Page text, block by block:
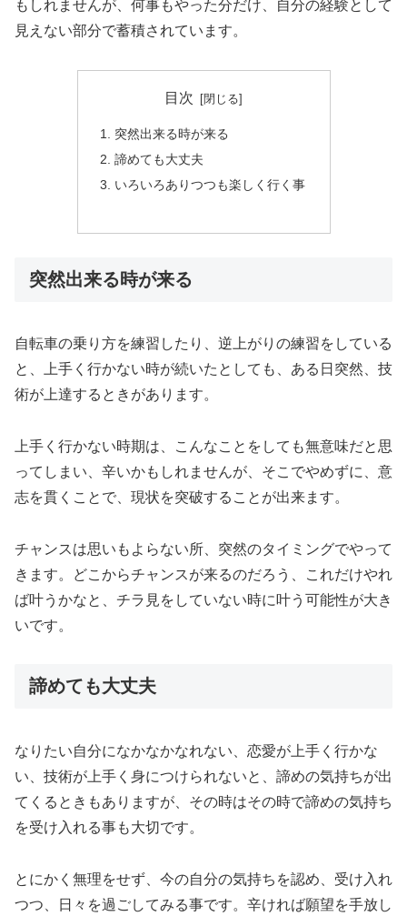
もしれませんが、何事もやった分だけ、自分の経験として
見えない部分で蓄積されています。
目次
突然出来る時が来る
諦めても大丈夫
いろいろありつつも楽しく行く事
突然出来る時が来る
自転車の乗り方を練習したり、逆上がりの練習をしている
と、上手く行かない時が続いたとしても、ある日突然、技
術が上達するときがあります。
上手く行かない時期は、こんなことをしても無意味だと思
ってしまい、辛いかもしれませんが、そこでやめずに、意
志を貫くことで、現状を突破することが出来ます。
チャンスは思いもよらない所、突然のタイミングでやって
きます。どこからチャンスが来るのだろう、これだけやれ
ば叶うかなと、チラ見をしていない時に叶う可能性が大き
いです。
諦めても大丈夫
なりたい自分になかなかなれない、恋愛が上手く行かな
い、技術が上手く身につけられないと、諦めの気持ちが出
てくるときもありますが、その時はその時で諦めの気持ち
を受け入れる事も大切です。
とにかく無理をせず、今の自分の気持ちを認め、受け入れ
つつ、日々を過ごしてみる事です。辛ければ願望を手放し